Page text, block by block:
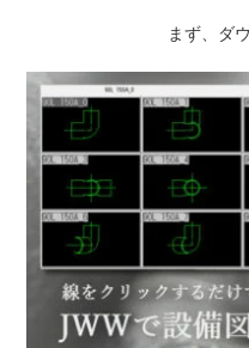
まず、ダ